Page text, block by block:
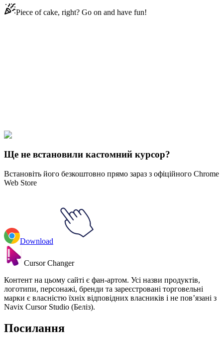
Piece of cake, right? Go on and have fun!
3D макрос
Ще не встановили кастомний курсор?
Встановіть його безкоштовно прямо зараз з офіційного Chrome
Web Store
Download
Cursor Changer
Контент на цьому сайті є фан-артом. Усі назви продуктів,
логотипи, персонажі, бренди та зареєстровані торговельні
марки є власністю їхніх відповідних власників і не пов’язані з
Navix Cursor Studio (Беліз).
Посилання